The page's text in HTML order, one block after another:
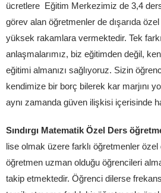
ücretlere Eğitim Merkezimiz de 3,4
görev alan öğretmenler de dışarıda
yüksek rakamlara vermektedir. Tek
anlaşmalarımız, biz eğitimden değil,
eğitimi almanızı sağlıyoruz. Sizin
kendimize bir borç bilerek kar marjını
aynı zamanda güven ilişkisi içerisinde
Sındırgı Matematik Özel Ders
lise olmak üzere farklı öğretmenler
öğretmen uzman olduğu öğrencileri
takip etmektedir. Öğrenci dilerse